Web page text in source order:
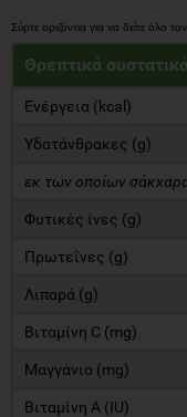
Θρεπτικά
Ενέργεια (kcal)
Υδατάνθρακες (g)
εκ των οποίων
Φυτικές ίνες (g)
Πρωτεΐνες (g)
Λιπαρά (g)
Βιταμίνη C (mg)
Μαγγάνιο (mg)
Βιταμίνη Α (IU)